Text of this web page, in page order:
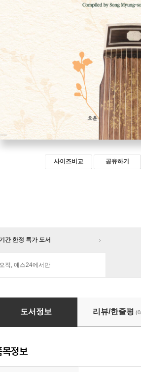
사이즈비교 공유하기
간 한정 특가 도서
오직, 예스24에서만
정숙 가야금병창 : 서공철류 가야금 짧
도서정보 리뷰/한줄평
목정보